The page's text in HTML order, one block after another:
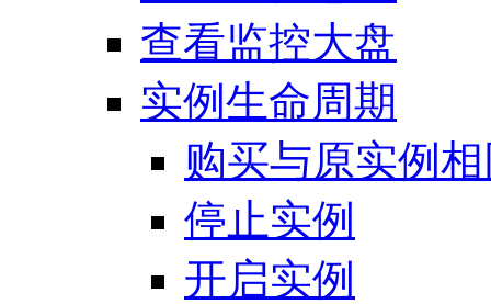
查看监控大盘
实例生命周期
购买与原实例
停止实例
开启实例